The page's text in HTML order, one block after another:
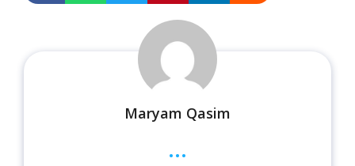
Maryam Qasim
...